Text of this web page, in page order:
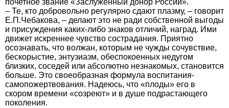
почетное звание «Заслуженный донор России».
– Те, кто добровольно регулярно сдают плазму, – говорит
Е.П.Чебакова, – делают это не ради собственной выгоды
и присуждения каких-либо знаков отличий, наград. Ими
движет искреннее чувство сострадания. Приятно
осознавать, что волжан, которым не чужды сочувствие,
бескорыстие, энтузиазм, обеспокоенных недугом
близких, соседей или абсолютно незнакомых, становится
больше. Это своеобразная формула воспитания-
самопожертвования. Надеюсь, что «плоды» его в
скором времени «созреют» и в душе подрастающего
поколения.